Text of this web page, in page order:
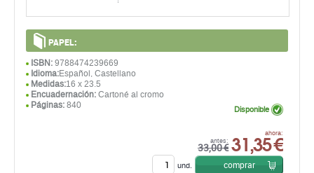
PAPEL:
ISBN: 9788474239669
Idioma:Español, Castellano
Medidas:16 x 23.5
Encuadernación: Cartoné al cromo
Páginas: 840
antes:
33,00 €
ahora:
31,35 €
Disponible
und. comprar